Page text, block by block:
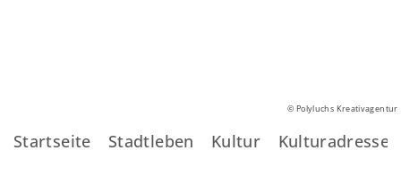
© Polyluchs Kreativagentur
Startseite Stadtleben Kultur Kulturadressen